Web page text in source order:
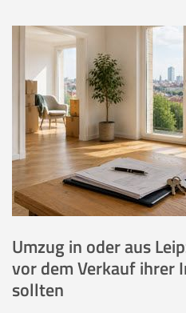
Umzug in oder aus
vor dem Verkauf ihrer
sollten